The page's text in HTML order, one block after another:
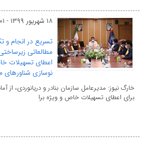
۱۸ شهریور ۱۳۹۹ - ۱۴:۰۱
تسریع در انجام
مطالعاتی
اعطای تسهیلات
نوسازی شناورهای
خارگ نیوز: مدیرعامل سازمان بنادر و دریانوردی، از
برای اعطای تسهیلات خاص و ویژه برا